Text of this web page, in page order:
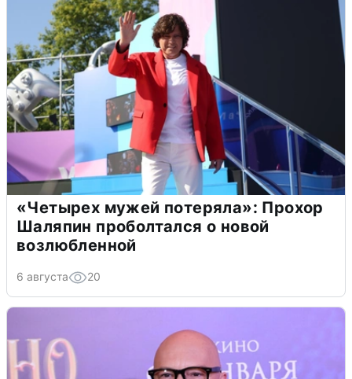
«Четырех мужей потеряла»: Прохор
Шаляпин проболтался о новой
возлюбленной
6 августа 20